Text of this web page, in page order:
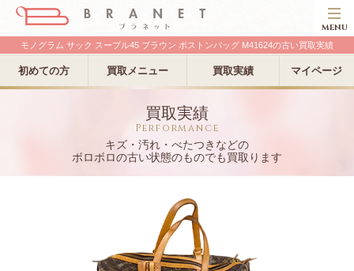
MENU
初めての方 買取メニュー 買取実績 マイページ
モノグラム サック スープル45 ブラウン ボストンバッグ M41624の古い買取実績
買取実績
Performance
キズ・汚れ・べたつきなどの
ボロボロの古い状態のものでも買取ります